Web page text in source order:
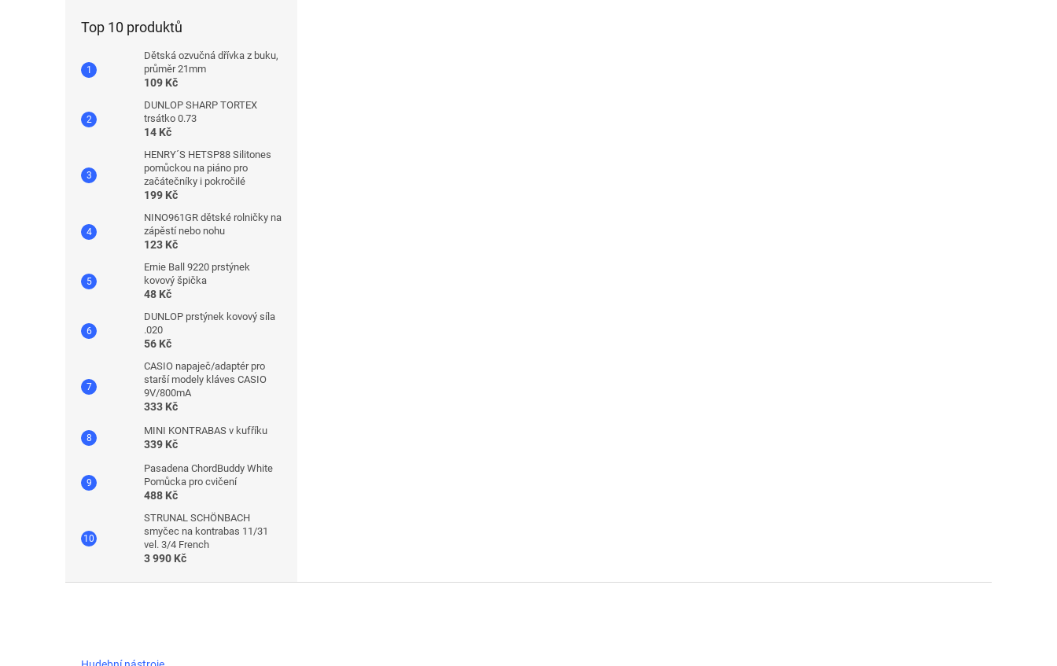
Top 10 produktů
Dětská ozvučná dřívka z buku,
průměr 21mm
109 Kč
DUNLOP SHARP TORTEX
trsátko 0.73
14 Kč
HENRY´S HETSP88 Silitones
pomůckou na piáno pro
začátečníky i pokročilé
199 Kč
NINO961GR dětské rolničky na
zápěstí nebo nohu
123 Kč
Ernie Ball 9220 prstýnek
kovový špička
48 Kč
DUNLOP prstýnek kovový síla
.020
56 Kč
CASIO napaječ/adaptér pro
starší modely kláves CASIO
9V/800mA
333 Kč
MINI KONTRABAS v kufříku
339 Kč
Pasadena ChordBuddy White
Pomůcka pro cvičení
488 Kč
STRUNAL SCHÖNBACH
smyčec na kontrabas 11/31
vel. 3/4 French
3 990 Kč